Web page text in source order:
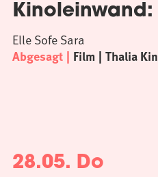
Kinoleinwand:
Abgesagt Film Thalia
Elle Sofe Sara
28.05. Do